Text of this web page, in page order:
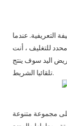
التعريفية. عندما
اليد سوف ينتج
تلقائيا الشريط.
مجموعة متنوعة